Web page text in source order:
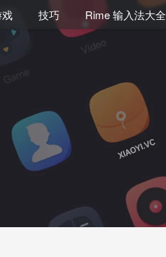
技巧 Rime 输入法大全